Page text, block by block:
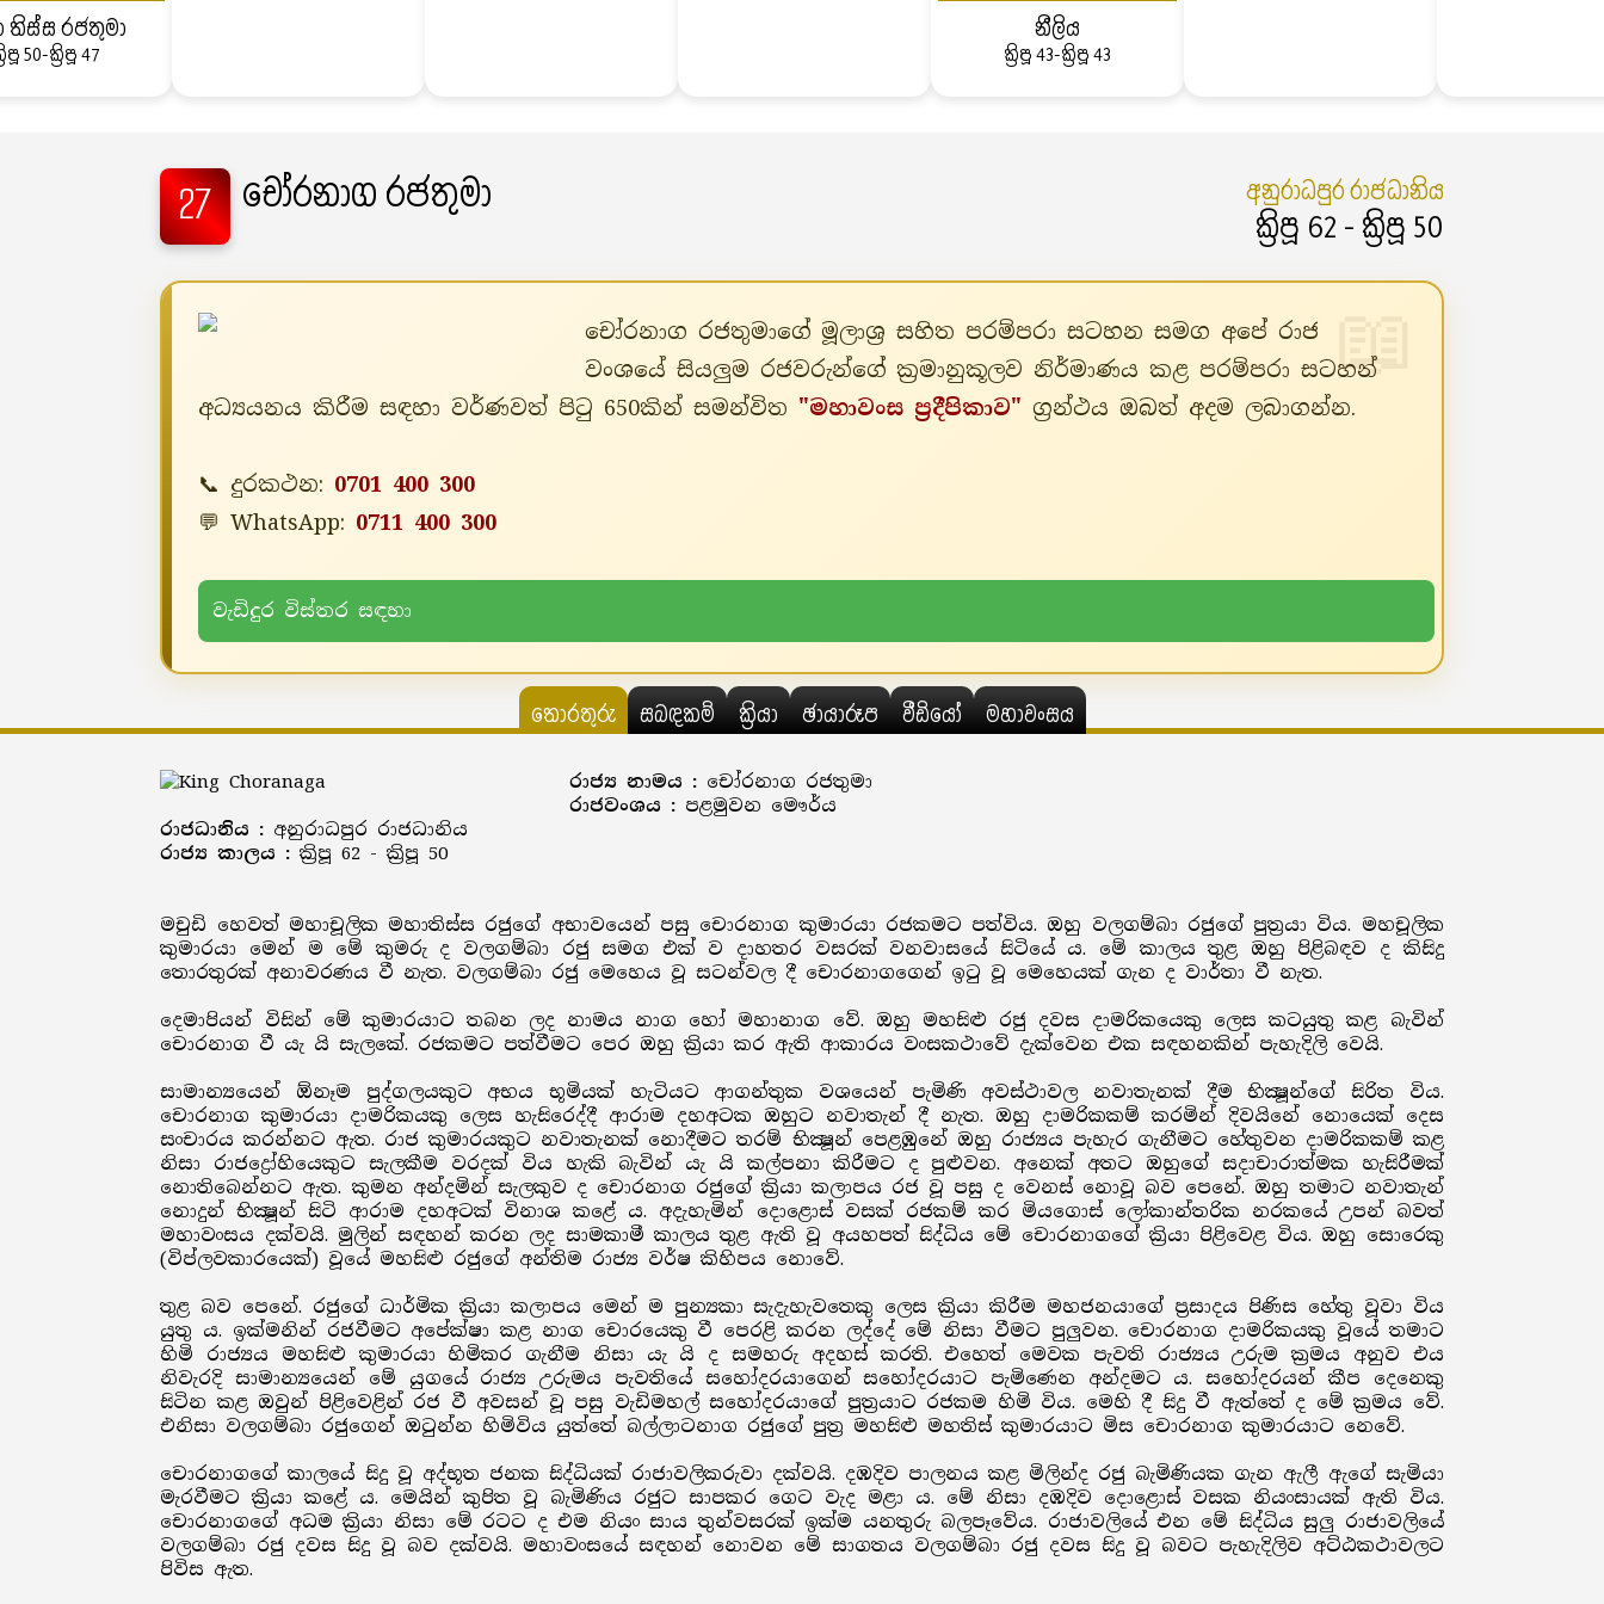
තිස්ස රජතුමා
50-ක්‍රිපූ 47
නීලිය
ක්‍රිපූ 43-ක්‍රිපූ 43
27 චෝරනාග රජතුමා අනුරාධපුර රාජධානිය
ක්‍රිපූ 62 - ක්‍රිපූ 50
චෝරනාග රජතුමාගේ මූලාශ්‍ර සහිත පරම්පරා සටහන සමග අපේ රාජ
වංශයේ සියලුම රජවරුන්ගේ ක්‍රමානුකූලව නිර්මාණය කළ පරම්පරා සටහන්
අධ්‍යයනය කිරීම සඳහා වර්ණවත් පිටු 650කින් සමන්විත "මහාවංස ප්‍රදීපිකාව" ග්‍රන්ථය ඔබත් අදම ලබාගන්න.
📞 දුරකථන: 0701 400 300
💬 WhatsApp: 0711 400 300
වැඩිදුර විස්තර සඳහා
තොරතුරු සබඳකම් ක්‍රියා ඡායාරූප වීඩියෝ මහාවංසය
රාජ්‍ය නාමය : චෝරනාග රජතුමා
රාජවංශය : පළමුවන මෞර්ය
රාජධානිය : අනුරාධපුර රාජධානිය
රාජ්‍ය කාලය :ක්‍රිපූ 62 - ක්‍රිපූ 50
මචුඩි හෙවත් මහාචූලික මහාතිස්ස රජුගේ අභාවයෙන් පසු චොරනාග කුමාරයා රජකමට පත්විය. ඔහු වලගම්බා රජුගේ පුත්‍රයා විය. මහචූලික
කුමාරයා මෙන් ම මේ කුමරු ද වලගම්බා රජු සමග එක් ව දාහතර වසරක් වනවාසයේ සිටියේ ය. මේ කාලය තුළ ඔහු පිළිබඳව ද කිසිදු
තොරතුරක් අනාවරණය වී නැත. වලගම්බා රජු මෙහෙය වූ සටන්වල දී චොරනාගගෙන් ඉටු වූ මෙහෙයක් ගැන ද වාර්තා වී නැත.
දෙමාපියන් විසින් මේ කුමාරයාට තබන ලද නාමය නාග හෝ මහානාග වේ. ඔහු මහසිළු රජු දවස දාමරිකයෙකු ලෙස කටයුතු කළ බැවින්
චොරනාග වී යැ යි සැලකේ. රජකමට පත්වීමට පෙර ඔහු ක්‍රියා කර ඇති ආකාරය වංසකථාවේ දැක්වෙන එක සඳහනකින් පැහැදිලි වෙයි.
සාමාන්‍යයෙන් ඕනෑම පුද්ගලයකුට අභය භූමියක් හැටියට ආගන්තුක වශයෙන් පැමිණි අවස්ථාවල නවාතැනක් දීම භික්‍ෂූන්ගේ සිරිත විය.
චොරනාග කුමාරයා දාමරිකයකු ලෙස හැසිරෙද්දී ආරාම දහඅටක ඔහුට නවාතැන් දී නැත. ඔහු දාමරිකකම් කරමින් දිවයිනේ නොයෙක් දෙස
සංචාරය කරන්නට ඇත. රාජ කුමාරයකුට නවාතැනක් නොදීමට තරම් භික්‍ෂූන් පෙළඹුනේ ඔහු රාජ්‍යය පැහැර ගැනීමට හේතුවන දාමරිකකම් කළ
නිසා රාජද්‍රෝහියෙකුට සැලකීම වරදක් විය හැකි බැවින් යැ යි කල්පනා කිරීමට ද පුළුවන. අනෙක් අතට ඔහුගේ සදාචාරාත්මක හැසිරීමක්
නොතිබෙන්නට ඇත. කුමන අන්දමින් සැලකුව ද චොරනාග රජුගේ ක්‍රියා කලාපය රජ වූ පසු ද වෙනස් නොවූ බව පෙනේ. ඔහු තමාට නවාතැන්
නොදුන් භික්‍ෂූන් සිටි ආරාම දහඅටක් විනාශ කළේ ය. අදැහැමින් දොළොස් වසක් රජකම් කර මියගොස් ලෝකාන්තරික නරකයේ උපන් බවත්
මහාවංසය දක්වයි. මුලින් සඳහන් කරන ලද සාමකාමී කාලය තුළ ඇති වූ අයහපත් සිද්ධිය මේ චොරනාගගේ ක්‍රියා පිළිවෙළ විය. ඔහු සොරෙකු
(විප්ලවකාරයෙක්) වූයේ මහසිළු රජුගේ අන්තිම රාජ්‍ය වර්ෂ කිහිපය නොවේ.
තුළ බව පෙනේ. රජුගේ ධාර්මික ක්‍රියා කලාපය මෙන් ම පුන්‍යකා සැදැහැවතෙකු ලෙස ක්‍රියා කිරීම මහජනයාගේ ප්‍රසාදය පිණිස හේතු වූවා විය
යුතු ය. ඉක්මනින් රජවීමට අපේක්ෂා කළ නාග චොරයෙකු වී පෙරළි කරන ලද්දේ මේ නිසා වීමට පුලුවන. චොරනාග දාමරිකයකු වූයේ තමාට
හිමි රාජ්‍යය මහසිළු කුමාරයා හිමිකර ගැනීම නිසා යැ යි ද සමහරු අදහස් කරති. එහෙත් මෙවක පැවති රාජ්‍යය උරුම ක්‍රමය අනුව එය
නිවැරදි සාමාන්‍යයෙන් මේ යුගයේ රාජ්‍ය උරුමය පැවතියේ සහෝදරයාගෙන් සහෝදරයාට පැමිණෙන අන්දමට ය. සහෝදරයන් කීප දෙනෙකු
සිටින කළ ඔවුන් පිළිවෙළින් රජ වී අවසන් වූ පසු වැඩිමහල් සහෝදරයාගේ පුත්‍රයාට රජකම හිමි විය. මෙහි දී සිදු වී ඇත්තේ ද මේ ක්‍රමය වේ.
එනිසා වලගම්බා රජුගෙන් ඔටුන්න හිමිවිය යුත්තේ බල්ලාටනාග රජුගේ පුත්‍ර මහසිළු මහතිස් කුමාරයාට මිස චොරනාග කුමාරයාට නෙවේ.
චොරනාගගේ කාලයේ සිදු වූ අද්භූත ජනක සිද්ධියක් රාජාවලිකරුවා දක්වයි. දඹදිව පාලනය කළ මිලින්ද රජු බැමිණියක ගැන ඇලී ඇගේ සැමියා
මැරවීමට ක්‍රියා කළේ ය. මෙයින් කුපිත වූ බැමිණිය රජුට සාපකර ගෙට වැද මළා ය. මේ නිසා දඹදිව දොළොස් වසක නියංසායක් ඇති විය.
චොරනාගගේ අධම ක්‍රියා නිසා මේ රටට ද එම නියං සාය තුන්වසරක් ඉක්ම යනතුරු බලපෑවේය. රාජාවලියේ එන මේ සිද්ධිය සුලු රාජාවලියේ
වලගම්බා රජු දවස සිදු වූ බව දක්වයි. මහාවංසයේ සඳහන් නොවන මේ සාගතය වලගම්බා රජු දවස සිදු වූ බවට පැහැදිලිව අට්ඨකථාවලට
පිවිස ඇත.